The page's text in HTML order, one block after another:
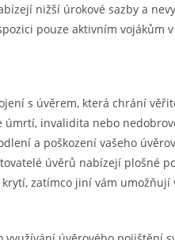
nižší úrokové sazby a
pouze aktivním vojákům
s úvěrem, která chrání
invalidita nebo
a poškození vašeho
úvěrů nabízejí plošné
zatímco jiní vám